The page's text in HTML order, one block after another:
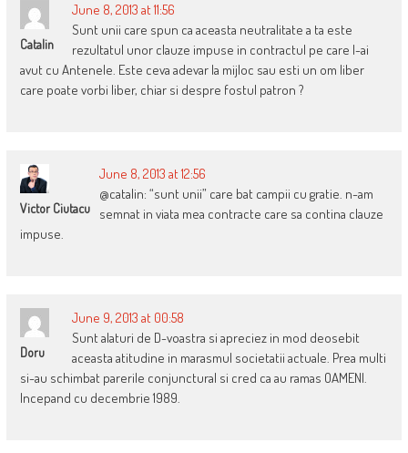
Catalin
June 8, 2013 at 11:56
Sunt unii care spun ca aceasta neutralitate a ta este
rezultatul unor clauze impuse in contractul pe care l-ai
avut cu Antenele. Este ceva adevar la mijloc sau esti un om liber
care poate vorbi liber, chiar si despre fostul patron ?
Victor Ciutacu
June 8, 2013 at 12:56
@catalin: “sunt unii” care bat campii cu gratie. n-am
semnat in viata mea contracte care sa contina clauze
impuse.
Doru
June 9, 2013 at 00:58
Sunt alaturi de D-voastra si apreciez in mod deosebit
aceasta atitudine in marasmul societatii actuale. Prea multi
si-au schimbat parerile conjunctural si cred ca au ramas OAMENI.
Incepand cu decembrie 1989.